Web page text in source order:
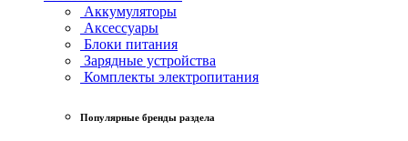
Аккумуляторы
Аксессуары
Блоки питания
Зарядные устройства
Комплекты электропитания
Популярные бренды раздела